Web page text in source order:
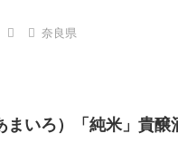
奈良県
まいろ）「純米」貴醸